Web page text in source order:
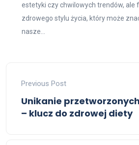
estetyki czy chwilowych trendów,
zdrowego stylu życia, który może
nasze...
Previous Post
Unikanie
– klucz do zdrowej diety